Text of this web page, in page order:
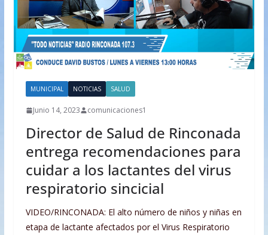
MUNICIPAL NOTICIAS SALUD
Junio 14, 2023 comunicaciones1
Director de Salud de Rinconada
entrega recomendaciones para
cuidar a los lactantes del virus
respiratorio sincicial
VIDEO/RINCONADA: El alto número de niños y niñas en
etapa de lactante afectados por el Virus Respiratorio